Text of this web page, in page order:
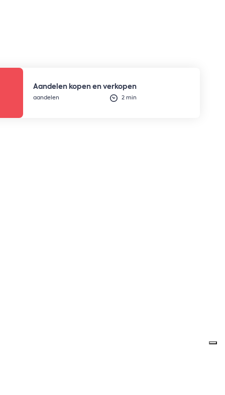
Aandelen kopen en verkopen
aandelen 2 min